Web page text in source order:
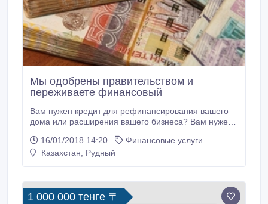
Мы одобрены правительством и
переживаете финансовый
Вам нужен кредит для рефинансирования вашего
дома или расширения вашего бизнеса? Вам нужен
одним кредитором? Вам нужен кредит для оплаты
ваших счетов дальше, чем ваше образование и т.
сотрудничающим органам, которым требуется
финансовая помощь в размере 2%.
16/01/2018 14:20
Финансовые услуги
Казахстан, Рудный
1 000 000 тенге 〒